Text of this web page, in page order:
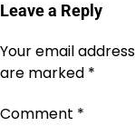
Leave a Reply
Your email
are marked *
Comment *